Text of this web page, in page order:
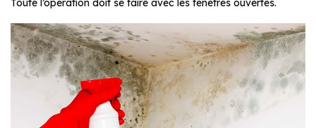
Toute l’opération doit se faire avec les fenêtres ouvertes.